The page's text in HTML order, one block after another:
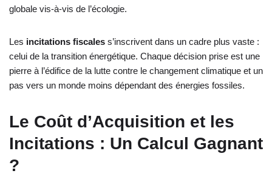
globale vis-à-vis de l’écologie.
Les incitations fiscales s’inscrivent dans un cadre plus vaste :
celui de la transition énergétique. Chaque décision prise est une
pierre à l’édifice de la lutte contre le changement climatique et un
pas vers un monde moins dépendant des énergies fossiles.
Le Coût d’Acquisition et les
Incitations : Un Calcul Gagnant
?